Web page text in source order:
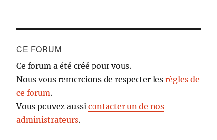
CE FORUM
Ce forum a été créé pour vous.
Nous vous remercions de respecter lesrègles de
ce forum.
Vous pouvez aussicontacter un de nos
administrateurs.